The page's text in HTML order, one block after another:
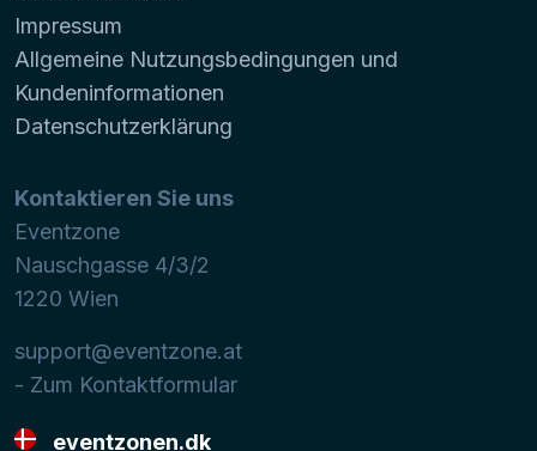
Impressum
Allgemeine Nutzungsbedingungen und
Kundeninformationen
Datenschutzerklärung
Kontaktieren Sie uns
Eventzone
Nauschgasse 4/3/2
1220 Wien
support@eventzone.at
- Zum Kontaktformular
eventzonen.dk